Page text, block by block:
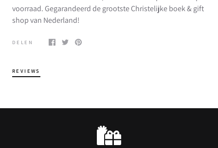
voorraad. Gegarandeerd de grootste Christelijke boek & gift
shop van Nederland!
DELEN
REVIEWS